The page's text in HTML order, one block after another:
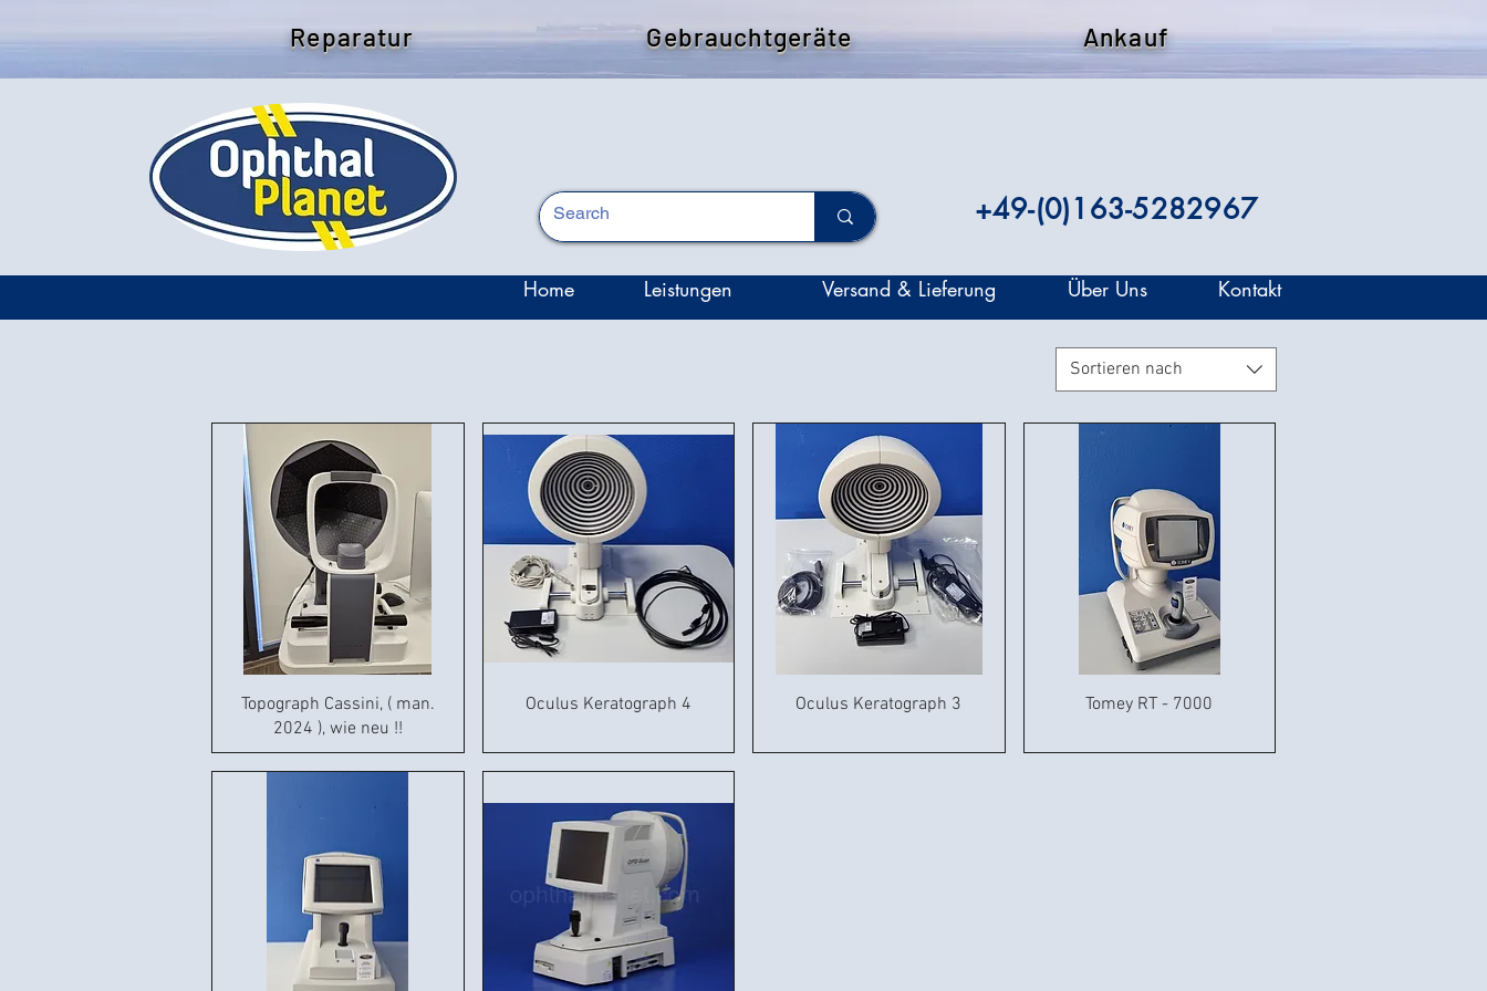
Reparatur Gebrauchtgeräte Ankauf
+49-(0)163-5282967
Home Leistungen Versand & Lieferung Über Uns Kontakt
Sortieren nach
Topograph Cassini, ( man.
2024 ), wie neu !!
Oculus Keratograph 4 Oculus Keratograph 3 Tomey RT - 7000